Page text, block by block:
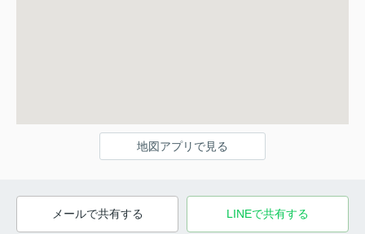
地図アプリで見る
メールで共有する LINEで共有する